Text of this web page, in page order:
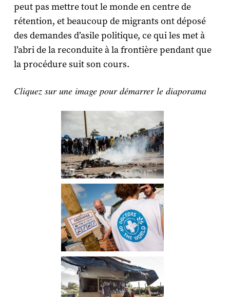
peut pas mettre tout le monde en centre de
rétention, et beaucoup de migrants ont déposé
des demandes d’asile politique, ce qui les met à
l’abri de la reconduite à la frontière pendant que
la procédure suit son cours.
Cliquez sur une image pour démarrer le diaporama